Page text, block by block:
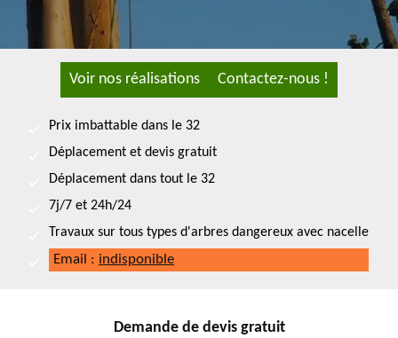
Voir nos réalisations Contactez-nous !
Prix imbattable dans le 32
Déplacement et devis gratuit
Déplacement dans tout le 32
7j/7 et 24h/24
Travaux sur tous types d'arbres dangereux avec nacelle
Email : indisponible
Demande de devis gratuit